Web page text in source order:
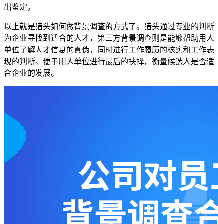
出鉴定。
以上就是猎头如何做背景调查的方式了。猎头通过专业的判断
为企业寻找到适合的人才，第三方背景调查则是能够帮助用人
单位了解人才信息的真伪，同时进行工作履历的核实和工作表
现的判断。便于用人单位进行最后的抉择，衡量候选人是否适
合企业的发展。